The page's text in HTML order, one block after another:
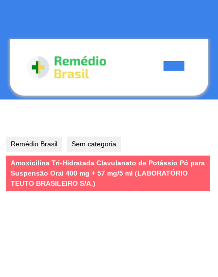
Remédio Brasil Sem categoria
Amoxicilina Tri-Hidratada Clavulanato de Potássio Pó para
Suspensão Oral 400 mg + 57 mg/5 ml (LABORATÓRIO
TEUTO BRASILEIRO S/A.)